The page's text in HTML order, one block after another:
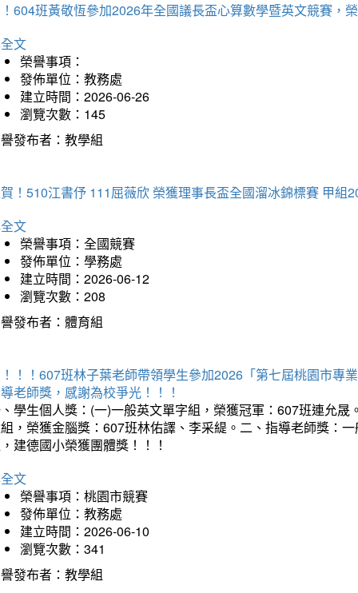
604班黃敬恆參加2026年全國議長盃心算數學暨英文競賽，
文
榮譽事項：
發佈單位：教務處
建立時間：2026-06-26
瀏覽次數：145
發布者：教學組
！510江書伃 111屈薇欣 榮獲理事長盃全國溜冰錦標賽 甲組
文
榮譽事項：全國競賽
發佈單位：學務處
建立時間：2026-06-12
瀏覽次數：208
發布者：體育組
！！607班林子葉老師帶領學生參加2026「第七屆桃園市專
老師獎，感謝為校爭光！！！
學生個人獎：(一)一般英文單字組，榮獲冠軍：607班連允
，榮獲金腦獎：607班林佑譯、李采緹。二、指導老師獎：
建德國小榮獲團體獎！！！
文
榮譽事項：桃園市競賽
發佈單位：教務處
建立時間：2026-06-10
瀏覽次數：341
發布者：教學組